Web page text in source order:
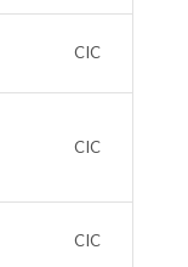
CIC
CIC
CIC